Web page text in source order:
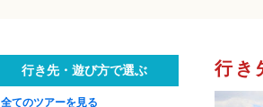
行き
行き先・遊び方で選ぶ
全てのツアーを見る